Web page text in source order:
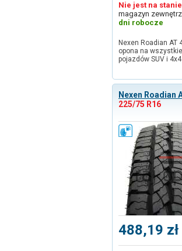
Nie jest na stanie
magazyn
dni robocze
Nexen Roadian AT
opona na
pojazdów SUV i
Nexen Roadian
225/75 R16
488,19 zł